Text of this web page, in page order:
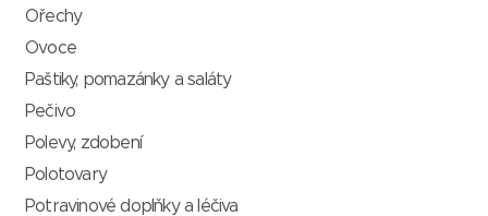
Ořechy
Ovoce
Paštiky, pomazánky a saláty
Pečivo
Polevy, zdobení
Polotovary
Potravinové doplňky a léčiva